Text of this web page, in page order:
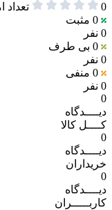
0 تعداد
0 مثبت
0 نفر
0 بی طرف
0 نفر
0 منفی
0 نفر
0
دیــــدگاه
کــــل کالا
0
دیــــدگاه
خریداران
0
دیــــدگاه
کاربـــــران